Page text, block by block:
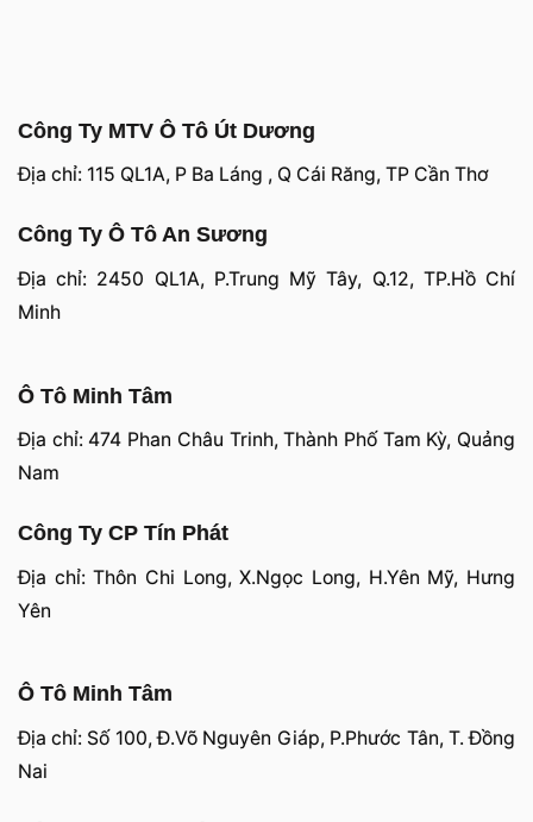
Công Ty MTV Ô Tô Út Dương
Địa chỉ: 115 QL1A, P Ba Láng , Q Cái Răng, TP Cần Thơ
Công Ty Ô Tô An Sương
Địa chỉ: 2450 QL1A, P.Trung Mỹ Tây, Q.12, TP.Hồ Chí
Minh
Ô Tô Minh Tâm
Địa chỉ: 474 Phan Châu Trinh, Thành Phố Tam Kỳ, Quảng
Nam
Công Ty CP Tín Phát
Địa chỉ: Thôn Chi Long, X.Ngọc Long, H.Yên Mỹ, Hưng
Yên
Ô Tô Minh Tâm
Địa chỉ: Số 100, Đ.Võ Nguyên Giáp, P.Phước Tân, T. Đồng
Nai